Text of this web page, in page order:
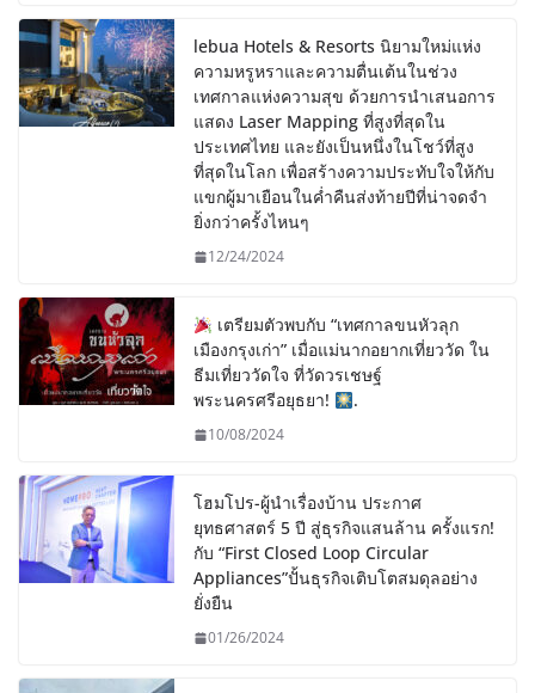
lebua Hotels & Resorts นิยามใหม่แห่ง
ความหรูหราและความตื่นเต้นในช่วง
เทศกาลแห่งความสุข ด้วยการนำเสนอการ
แสดง Laser Mapping ที่สูงที่สุดใน
ประเทศไทย และยังเป็นหนึ่งในโชว์ที่สูง
ที่สุดในโลก เพื่อสร้างความประทับใจให้กับ
แขกผู้มาเยือนในค่ำคืนส่งท้ายปีที่น่าจดจำ
ยิ่งกว่าครั้งไหนๆ
12/24/2024
เตรียมตัวพบกับ “เทศกาลขนหัวลุก
เมืองกรุงเก่า” เมื่อแม่นากอยากเที่ยววัด ใน
ธีมเที่ยววัดใจ ที่วัดวรเชษฐ์
พระนครศรีอยุธยา!
.
10/08/2024
โฮมโปร-ผู้นำเรื่องบ้าน ประกาศ
ยุทธศาสตร์ 5 ปี สู่ธุรกิจแสนล้าน ครั้งแรก!
กับ “First Closed Loop Circular
Appliances”ปั้นธุรกิจเติบโตสมดุลอย่าง
ยั่งยืน
01/26/2024